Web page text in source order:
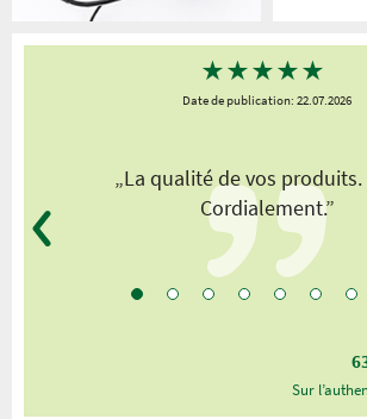
★★★★★
Date de publication: 22.07.2026
„La qualité de vos produits.
Cordialement.”
Sur